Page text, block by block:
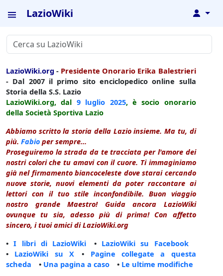
LazioWiki ↓
LazioWiki.org - Presidente Onorario Erika Balestrieri
- Dal 2007 il primo sito enciclopedico online sulla
Storia della S.S. Lazio
LazioWiki.org, dal 9 luglio 2025, è socio onorario
della Società Sportiva Lazio
Abbiamo scritto la storia della Lazio insieme. Ma tu, di
più. Fabio per sempre...
Proseguiremo la strada da te tracciata per l'amore dei
nostri colori che tu amavi con il cuore. Ti immaginiamo
già nel firmamento biancoceleste dove starai cercando
nuove storie, nuovi elementi da poter raccontare ai
lettori con il tuo stile inconfondibile. Buon viaggio
nostro grande Maestro! Guida ancora LazioWiki
ovunque tu sia, adesso più di prima! Con affetto
sincero, i tuoi amici di LazioWiki.org
•I libri di LazioWiki • LazioWiki su Facebook
• LazioWiki su X • Pagine collegate a questa
scheda • Una pagina a caso • Le ultime modifiche